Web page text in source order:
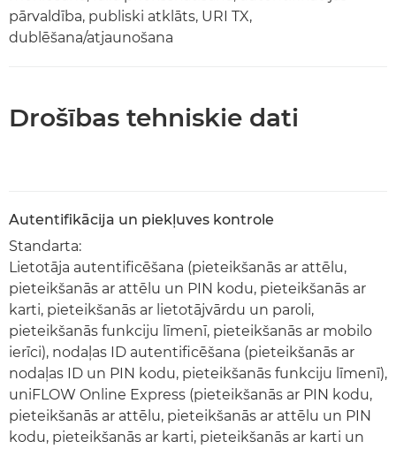
pārvaldība, publiski atklāts, URI TX,
dublēšana/atjaunošana
Drošības tehniskie dati
Autentifikācija un piekļuves kontrole
Standarta:
Lietotāja autentificēšana (pieteikšanās ar attēlu,
pieteikšanās ar attēlu un PIN kodu, pieteikšanās ar
karti, pieteikšanās ar lietotājvārdu un paroli,
pieteikšanās funkciju līmenī, pieteikšanās ar mobilo
ierīci), nodaļas ID autentificēšana (pieteikšanās ar
nodaļas ID un PIN kodu, pieteikšanās funkciju līmenī),
uniFLOW Online Express (pieteikšanās ar PIN kodu,
pieteikšanās ar attēlu, pieteikšanās ar attēlu un PIN
kodu, pieteikšanās ar karti, pieteikšanās ar karti un